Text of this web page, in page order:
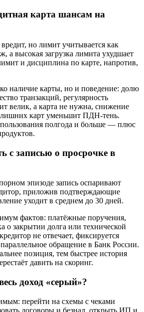
карта шансам на
но лимит учитывается как
а высокая загрузка лимита ухудшает
и дисциплина по карте, напротив,
наличие карты, но и поведение: долю
транзакций, регулярность
велик, а карта не нужна, снижение
карт уменьшит ПДН‑тень.
полгода и больше — плюс
с записью о просрочке в
эпизоде запись оспаривают
приложив подтверждающие
уходит в среднем до 30 дней.
фактов: платёжные поручения,
о закрытии долга или технической
не отвечает, фиксируется
обращение в Банк России.
позиция, тем быстрее история
давить на скоринг.
доход «серый»?
перейти на схемы с чеками
договоры и безнал, открыть ИП и